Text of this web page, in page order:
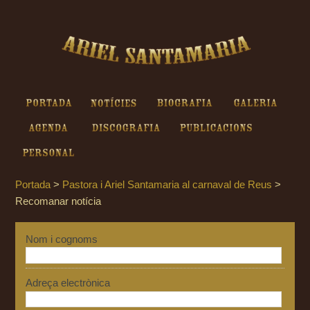
Portada Notícies Biografia Galeria
Agenda Discografia Publicacions
Personal
Portada > Pastora i Ariel Santamaria al carnaval de Reus >
Recomanar notícia
Nom i cognoms
Adreça electrònica